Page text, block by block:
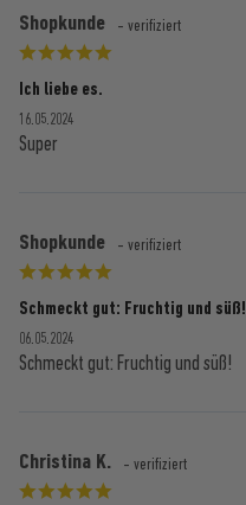
Shopkunde - verifiziert
Ich liebe es.
16.05.2024
Super
Shopkunde - verifiziert
Schmeckt gut: Fruchtig und süß!
06.05.2024
Schmeckt gut: Fruchtig und süß!
Christina K. - verifiziert